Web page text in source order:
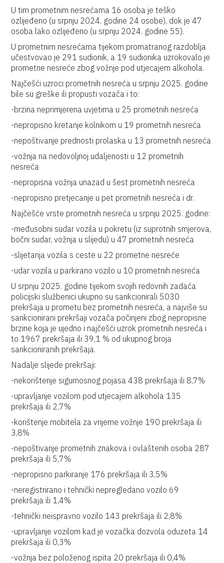
U tim prometnim nesrećama 16 osoba je teško
ozlijeđeno (u srpnju 2024. godine 24 osobe), dok je 47
osoba lako ozlijeđeno (u srpnju 2024. godine 55).
U prometnim nesrećama tijekom promatranog razdoblja
učestvovao je 291 sudionik, a 19 sudionika uzrokovalo je
prometne nesreće zbog vožnje pod utjecajem alkohola.
Najčešći uzroci prometnih nesreća u srpnju 2025. godine
bile su greške ili propusti vozača i to:
-brzina neprimjerena uvjetima u 25 prometnih nesreća
-nepropisno kretanje kolnikom u 19 prometnih nesreća
-nepoštivanje prednosti prolaska u 13 prometnih nesreća
-vožnja na nedovoljnoj udaljenosti u 12 prometnih
nesreća
-nepropisna vožnja unazad u šest prometnih nesreća
-nepropisno pretjecanje u pet prometnih nesreća i dr.
Najčešće vrste prometnih nesreća u srpnju 2025. godine:
-međusobni sudar vozila u pokretu (iz suprotnih smjerova,
bočni sudar, vožnja u slijedu) u 47 prometnih nesreća
-slijetanja vozila s ceste u 22 prometne nesreće
-udar vozila u parkirano vozilo u 10 prometnih nesreća
U srpnju 2025. godine tijekom svojih redovnih zadaća
policijski službenici ukupno su sankcionirali 5030
prekršaja u prometu bez prometnih nesreća, a najviše su
sankcionirani prekršaji vozača počinjeni zbog nepropisne
brzine koja je ujedno i najčešći uzrok prometnih nesreća i
to 1967 prekršaja ili 39,1 % od ukupnog broja
sankcioniranih prekršaja.
Nadalje slijede prekršaji:
-nekorištenje sigurnosnog pojasa 438 prekršaja ili 8,7%
-upravljanje vozilom pod utjecajem alkohola 135
prekršaja ili 2,7%
-korištenje mobitela za vrijeme vožnje 190 prekršaja ili
3,8%
-nepoštivanje prometnih znakova i ovlaštenih osoba 287
prekršaja ili 5,7%
-nepropisno parkiranje 176 prekršaja ili 3,5%
-neregistrirano i tehnički nepregledano vozilo 69
prekršaja ili 1,4%
-tehnički neispravno vozilo 143 prekršaja ili 2,8%
-upravljanje vozilom kad je vozačka dozvola oduzeta 14
prekršaja ili 0,3%
-vožnja bez položenog ispita 20 prekršaja ili 0,4%